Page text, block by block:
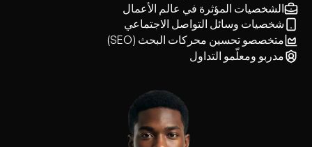
الشخصيات المؤثرة في عالم الأعمال
شخصيات وسائل التواصل الاجتماعي
متخصصو تحسين محركات البحث (SEO)
مدربو ومعلّمو التداول